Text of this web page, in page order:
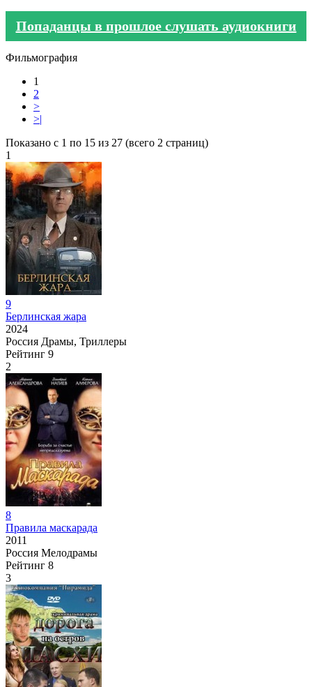
Попаданцы в прошлое слушать аудиокниги
Фильмография
1
2
>
>|
Показано с 1 по 15 из 27 (всего 2 страниц)
1
9
Берлинская жара
2024
Россия Драмы, Триллеры
Рейтинг 9
2
8
Правила маскарада
2011
Россия Мелодрамы
Рейтинг 8
3